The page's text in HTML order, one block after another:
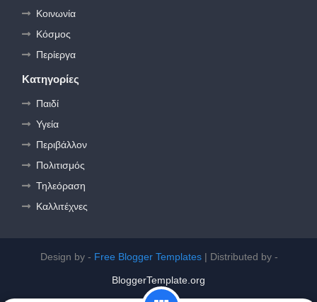
Κοινωνία
Κόσμος
Περίεργα
Κατηγορίες
Παιδί
Υγεία
Περιβάλλον
Πολιτισμός
Τηλεόραση
Καλλιτέχνες
Design by - Free Blogger Templates| Distributed by -
BloggerTemplate.org